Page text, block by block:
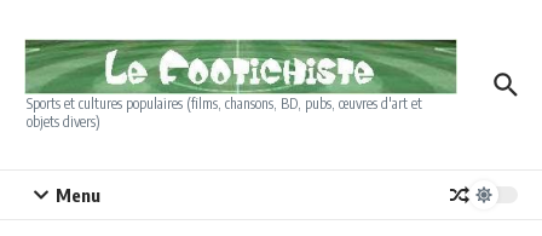
Sports et cultures populaires (films, chansons, BD, pubs, œuvres d'art et
objets divers)
Menu